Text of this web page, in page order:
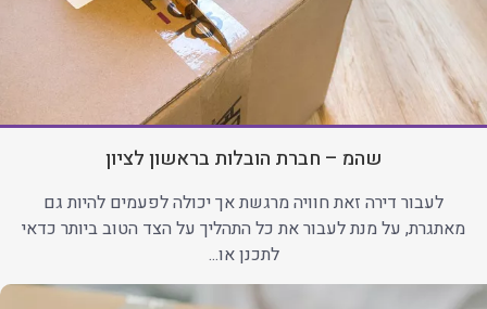
שהמ – חברת הובלות בראשון לציון
לעבור דירה זאת חוויה מרגשת אך יכולה לפעמים להיות גם
מאתגרת, על מנת לעבור את כל התהליך על הצד הטוב ביותר כדאי
לתכנן או...